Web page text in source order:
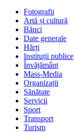
Fotografii
Artă și cultură
Bănci
Date generale
Hărți
Instituții publice
Învățământ
Mass-Media
Organizații
Sănătate
Servicii
Sport
Transport
Turism